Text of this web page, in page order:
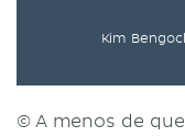
Kim
© A menos de